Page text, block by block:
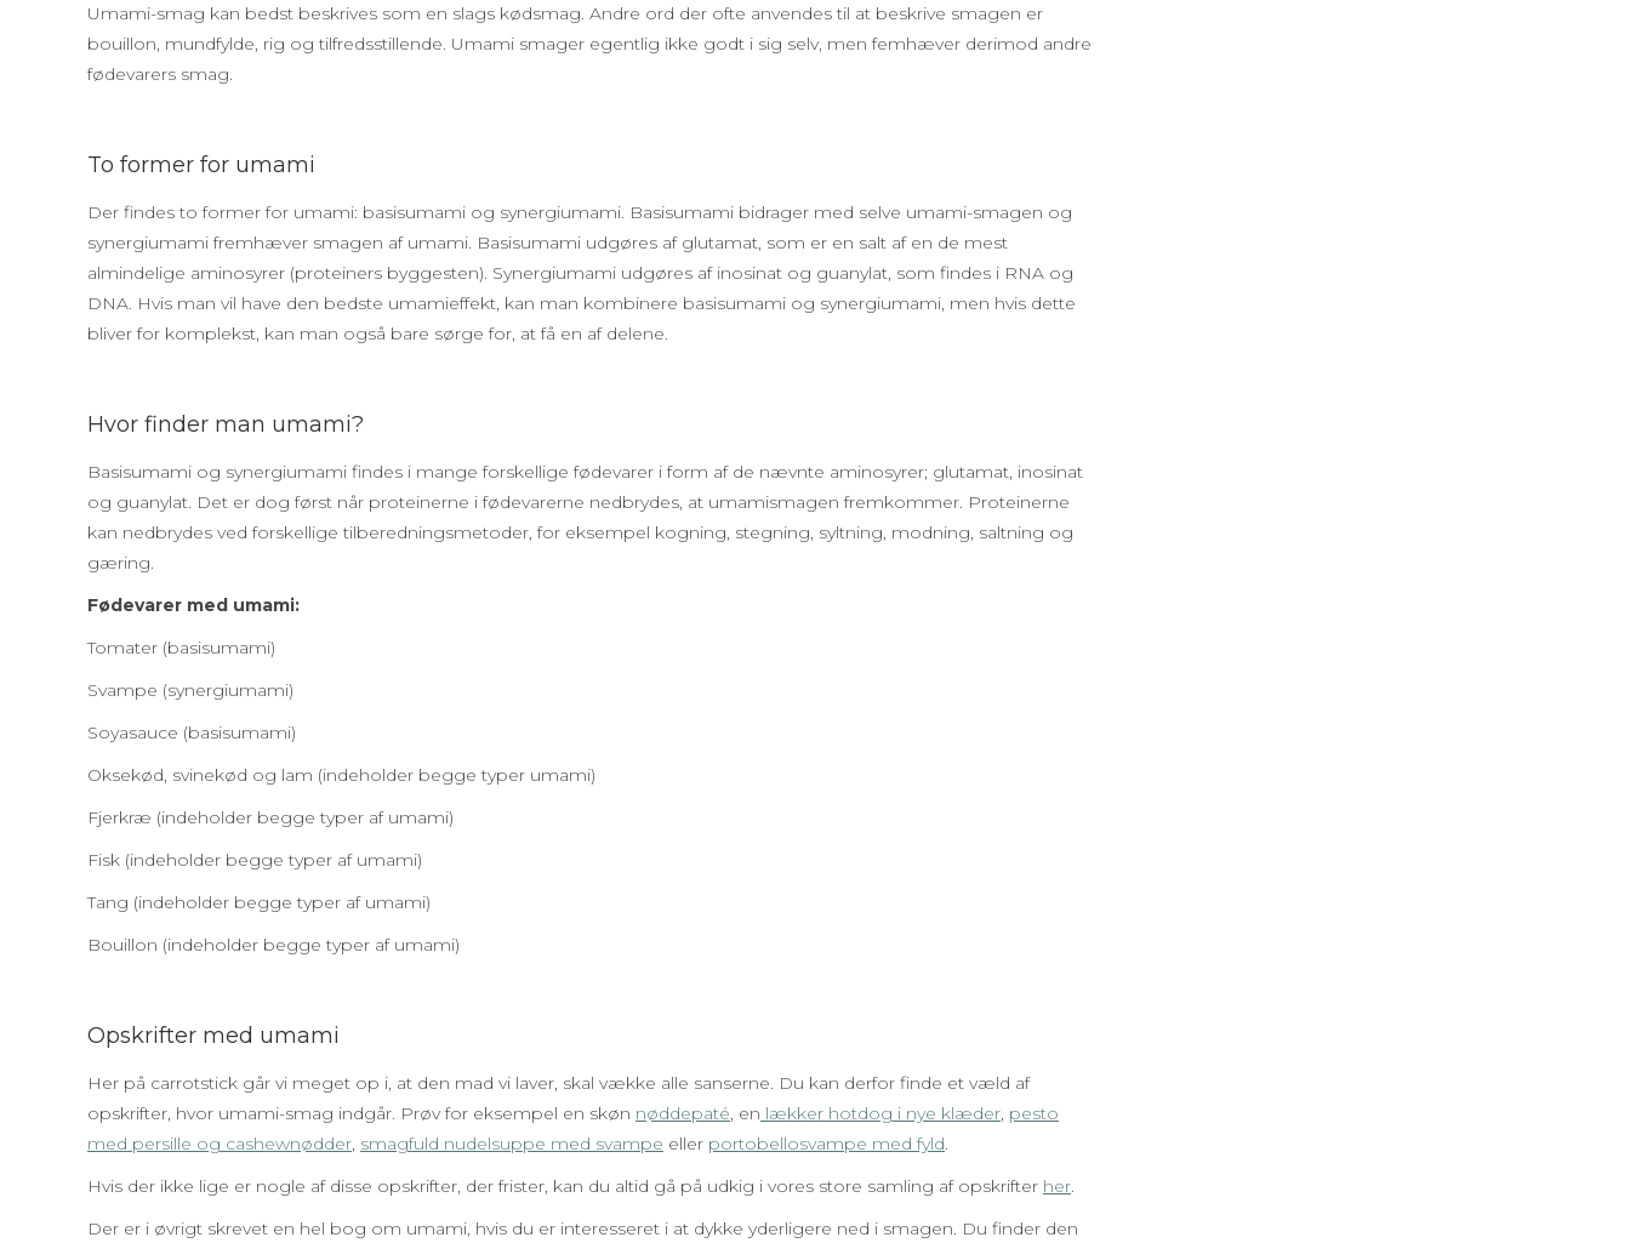
Umami-smag kan bedst beskrives som en slags kødsmag. Andre ord der ofte anvendes til at beskrive smagen er
bouillon, mundfylde, rig og tilfredsstillende. Umami smager egentlig ikke godt i sig selv, men femhæver derimod andre
fødevarers smag.
To former for umami
Der findes to former for umami: basisumami og synergiumami. Basisumami bidrager med selve umami-smagen og
synergiumami fremhæver smagen af umami. Basisumami udgøres af glutamat, som er en salt af en de mest
almindelige aminosyrer (proteiners byggesten). Synergiumami udgøres af inosinat og guanylat, som findes i RNA og
DNA. Hvis man vil have den bedste umamieffekt, kan man kombinere basisumami og synergiumami, men hvis dette
bliver for komplekst, kan man også bare sørge for, at få en af delene.
Hvor finder man umami?
Basisumami og synergiumami findes i mange forskellige fødevarer i form af de nævnte aminosyrer; glutamat, inosinat
og guanylat. Det er dog først når proteinerne i fødevarerne nedbrydes, at umamismagen fremkommer. Proteinerne
kan nedbrydes ved forskellige tilberedningsmetoder, for eksempel kogning, stegning, syltning, modning, saltning og
gæring.
Fødevarer med umami:
Tomater (basisumami)
Svampe (synergiumami)
Soyasauce (basisumami)
Oksekød, svinekød og lam (indeholder begge typer umami)
Fjerkræ (indeholder begge typer af umami)
Fisk (indeholder begge typer af umami)
Tang (indeholder begge typer af umami)
Bouillon (indeholder begge typer af umami)
Opskrifter med umami
Her på carrotstick går vi meget op i, at den mad vi laver, skal vække alle sanserne. Du kan derfor finde et væld af
opskrifter, hvor umami-smag indgår. Prøv for eksempel en skøn nøddepaté, en lækker hotdog i nye klæder, pesto
med persille og cashewnødder, smagfuld nudelsuppe med svampe eller portobellosvampe med fyld.
Hvis der ikke lige er nogle af disse opskrifter, der frister, kan du altid gå på udkig i vores store samling af opskrifter her.
Der er i øvrigt skrevet en hel bog om umami, hvis du er interesseret i at dykke yderligere ned i smagen. Du finder den